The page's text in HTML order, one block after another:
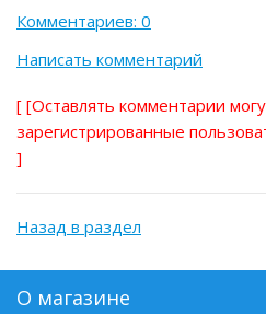
Комментариев: 0
Написать комментарий
[ [Оставлять комментарии
зарегистрированные
]
Назад в раздел
О магазине